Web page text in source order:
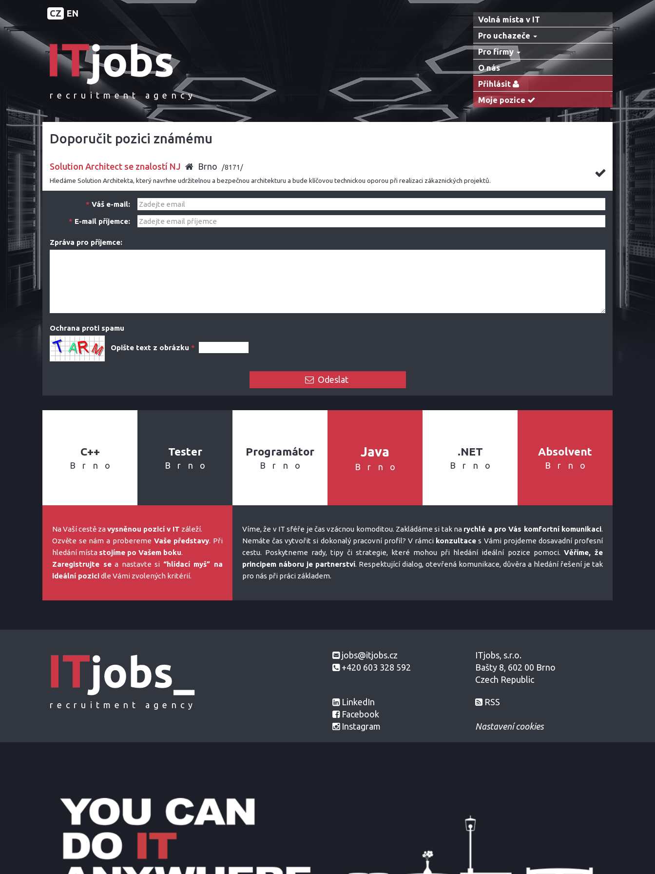
CZ EN
recruitment agency
Volná místa v IT
Pro uchazeče
Pro firmy
O nás
Přihlásit
Moje pozice
Doporučit pozici známému
Solution Architect se znalostí NJ Brno
/8171/
Hledáme Solution Architekta, který navrhne udržitelnou a bezpečnou architekturu a bude klíčovou technickou oporou při realizaci zákaznických projektů.
* Váš e-mail:
* E-mail příjemce:
Zpráva pro příjemce:
Ochrana proti spamu
Opište text z obrázku *
Odeslat
C++
Brno
Tester
Brno
Programátor
Brno
Java
Brno
.NET
Brno
Absolvent
Brno
Na Vaší cestě zavysněnou pozicí v IT záleží.
Ozvěte se nám a probereme Vaše představy. Při
hledání místa stojíme po Vašem boku.
Zaregistrujte sea nastavte si “hlídací myš” na
ideální pozicidle Vámi zvolených kritérií.
Víme, že v IT sféře je čas vzácnou komoditou. Zakládáme si tak na rychlé a pro Vás komfortní komunikaci.
Nemáte čas vytvořit si dokonalý pracovní profil? V rámci konzultace s Vámi projdeme dosavadní profesní
cestu. Poskytneme rady, tipy či strategie, které mohou při hledání ideální pozice pomoci. Věříme, že
principem náboru je partnerství. Respektující dialog, otevřená komunikace, důvěra a hledání řešení je tak
pro nás při práci základem.
jobs@itjobs.cz
+420 603 328 592
LinkedIn
Facebook
Instagram
ITjobs, s.r.o.
Bašty 8, 602 00 Brno
Czech Republic
RSS
Nastavení cookies
recruitment agency